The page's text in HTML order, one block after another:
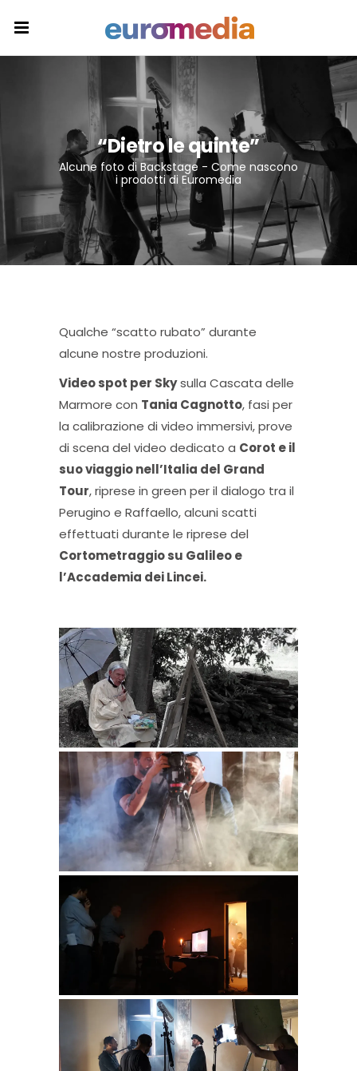
“Dietro le quinte”
Alcune foto di Backstage - Come nascono
i prodotti di Euromedia
Qualche “scatto rubato” durante
alcune nostre produzioni.
Video spot per Skysulla Cascata delle
Marmore con Tania Cagnotto, fasi per
la calibrazione di video immersivi, prove
di scena del video dedicato a Corot e il
suo viaggio nell’Italia del Grand
Tour, riprese in green per il dialogo tra il
Perugino e Raffaello, alcuni scatti
effettuati durante le riprese del
Cortometraggio su Galileo e
l’Accademia dei Lincei.